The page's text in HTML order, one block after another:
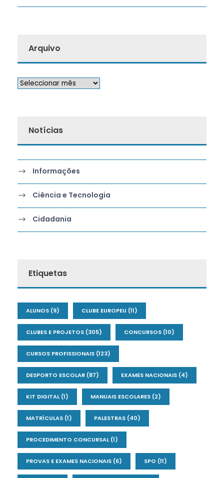
Arquivo
Notícias
Informações
Ciência e Tecnologia
Cidadania
Etiquetas
ALUNOS (9) CLUBE EUROPEU (11)
CLUBES E PROJETOS (305) CONCURSOS (10)
CURSOS PROFISSIONAIS (123)
DESPORTO ESCOLAR (87) EXAMES NACIONAIS (4)
KIT DIGITAL(1) MANUAIS ESCOLARES (2)
MATRÍCULAS (1) PALESTRAS (40)
PROCEDIMENTO CONCURSAL(1)
PROVAS E EXAMES NACIONAIS (6) SPO (11)